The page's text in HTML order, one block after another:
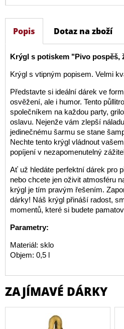
Popis Dotaz na zboží
Krýgl s potiskem "Pivo pospěš,
Krýgl s vtipným popisem. Velmi
Představte si ideální dárek ve
osvěžení, ale i humor. Tento
společníkem na každou party,
oslavu. Nejenže vám zlepší
jedinečnému šarmu se stane
Nechte tento krýgl vládnout
popíjení v nezapomenutelný
Ať už hledáte perfektní dárek pro
nebo chcete jen oživit atmosféru
krýgl je tím pravým řešením.
dárky! Náš krýgl přináší radost,
momentů, které si budete
Parametry:
Materiál: sklo
Objem: 0,5 l
ZAJÍMAVÉ DÁRKY